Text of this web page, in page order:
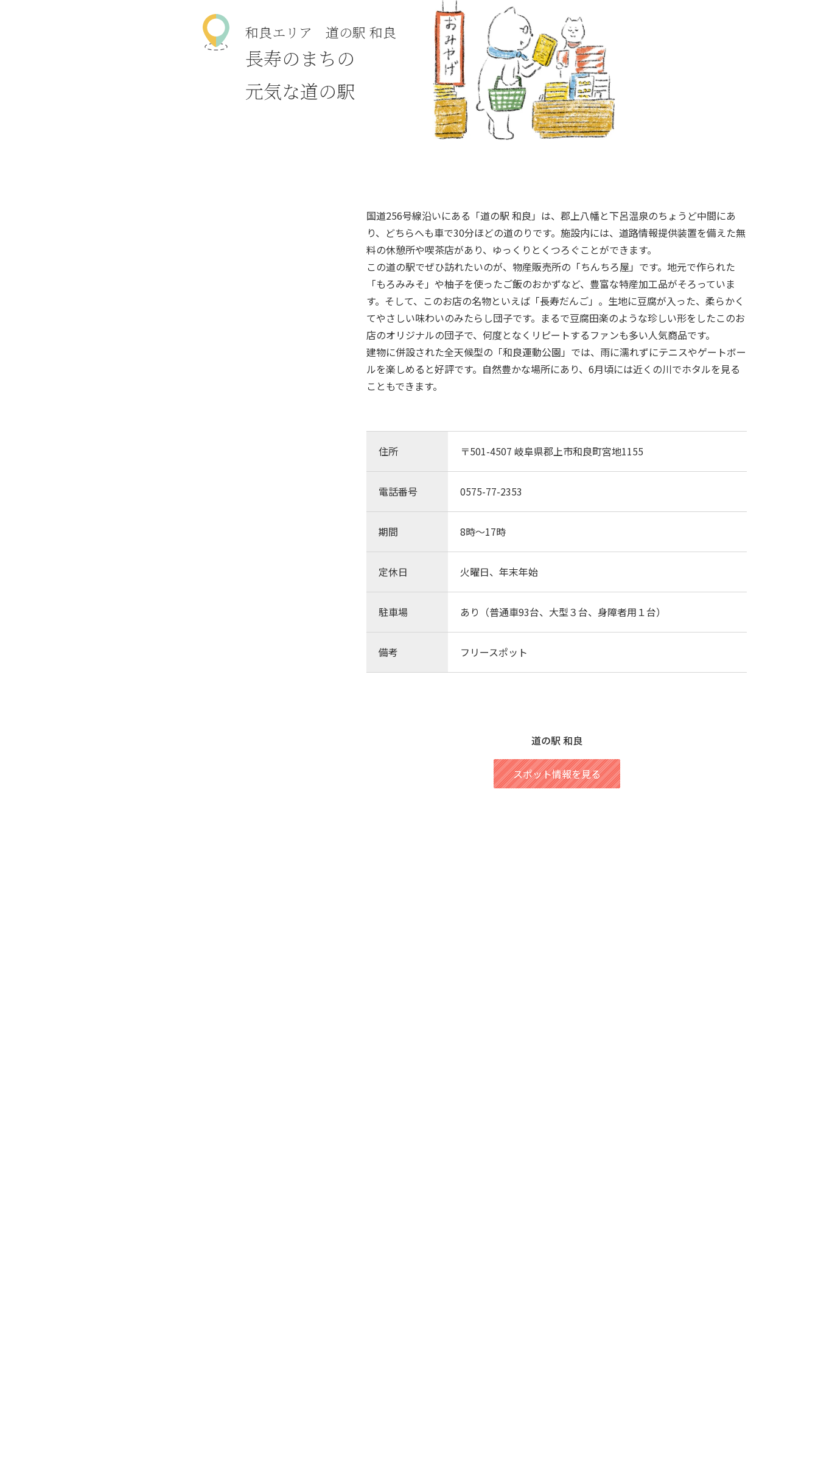
和良エリア 道の駅 和良
長寿のまちの
元気な道の駅
国道256号線沿いにある「道の駅 和良」は、郡上八幡と下呂温泉のちょうど中間にあ
り、どちらへも車で30分ほどの道のりです。施設内には、道路情報提供装置を備えた無
料の休憩所や喫茶店があり、ゆっくりとくつろぐことができます。
この道の駅でぜひ訪れたいのが、物産販売所の「ちんちろ屋」です。地元で作られた
「もろみみそ」や柚子を使ったご飯のおかずなど、豊富な特産加工品がそろっていま
す。そして、このお店の名物といえば「長寿だんご」。生地に豆腐が入った、柔らかく
てやさしい味わいのみたらし団子です。まるで豆腐田楽のような珍しい形をしたこのお
店のオリジナルの団子で、何度となくリピートするファンも多い人気商品です。
建物に併設された全天候型の「和良運動公園」では、雨に濡れずにテニスやゲートボー
ルを楽しめると好評です。自然豊かな場所にあり、6月頃には近くの川でホタルを見る
こともできます。
住所 〒501-4507 岐阜県郡上市和良町宮地1155
電話番号 0575-77-2353
期間 8時～17時
定休日 火曜日、年末年始
駐車場 あり（普通車93台、大型３台、身障者用１台）
備考 フリースポット
道の駅 和良
スポット情報を見る